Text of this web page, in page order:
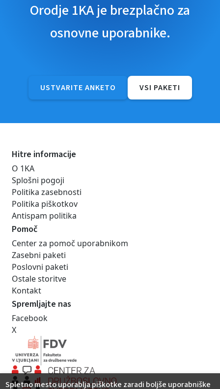
Orodje 1KA je brezplačno za
osnovne uporabnike.
USTVARITE ANKETO VSI PAKETI
Hitre informacije
O 1KA
Splošni pogoji
Politika zasebnosti
Politika piškotkov
Antispam politika
Pomoč
Center za pomoč uporabnikom
Zasebni paketi
Poslovni paketi
Ostale storitve
Kontakt
Spremljajte nas
Facebook
X
Spletno mesto uporablja piškotke zaradi boljše uporabniške